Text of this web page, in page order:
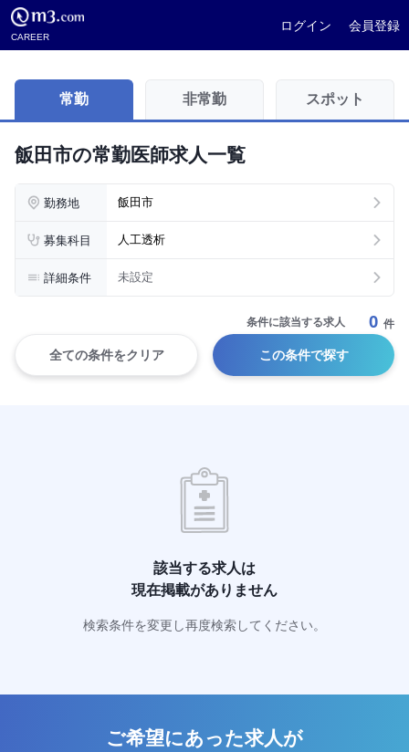
CAREER
ログイン 会員登録
常勤 非常勤 スポット
飯田市の常勤医師求人一覧
勤務地 飯田市
募集科目 人工透析
詳細条件 未設定
条件に該当する求人 0 件
全ての条件をクリア この条件で探す
該当する求人は
現在掲載がありません
検索条件を変更し再度検索してください。
ご希望にあった求人が